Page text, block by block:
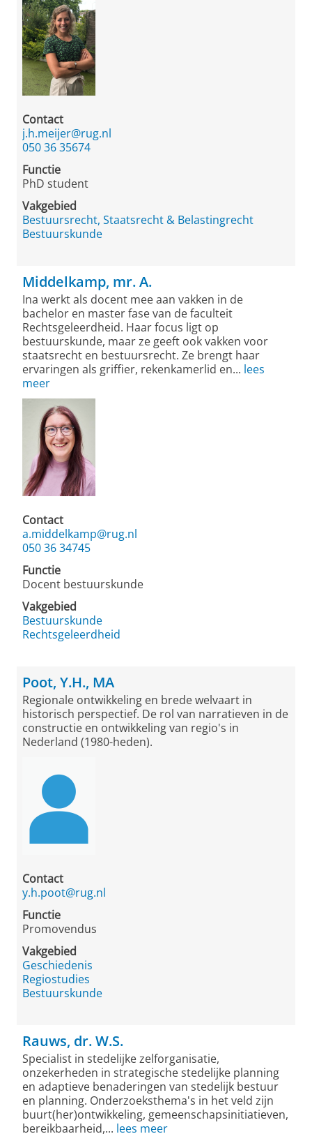
Contact
j.h.meijer@rug.nl
050 36 35674
Functie
PhD student
Vakgebied
Bestuursrecht, Staatsrecht & Belastingrecht
Bestuurskunde
Middelkamp, mr. A.
Ina werkt als docent mee aan vakken in de
bachelor en master fase van de faculteit
Rechtsgeleerdheid. Haar focus ligt op
bestuurskunde, maar ze geeft ook vakken voor
staatsrecht en bestuursrecht. Ze brengt haar
ervaringen als griffier, rekenkamerlid en... lees
meer
Contact
a.middelkamp@rug.nl
050 36 34745
Functie
Docent bestuurskunde
Vakgebied
Bestuurskunde
Rechtsgeleerdheid
Poot, Y.H., MA
Regionale ontwikkeling en brede welvaart in
historisch perspectief. De rol van narratieven in de
constructie en ontwikkeling van regio's in
Nederland (1980-heden).
Contact
y.h.poot@rug.nl
Functie
Promovendus
Vakgebied
Geschiedenis
Regiostudies
Bestuurskunde
Rauws, dr. W.S.
Specialist in stedelijke zelforganisatie,
onzekerheden in strategische stedelijke planning
en adaptieve benaderingen van stedelijk bestuur
en planning. Onderzoeksthema's in het veld zijn
buurt(her)ontwikkeling, gemeenschapsinitiatieven,
bereikbaarheid,... lees meer